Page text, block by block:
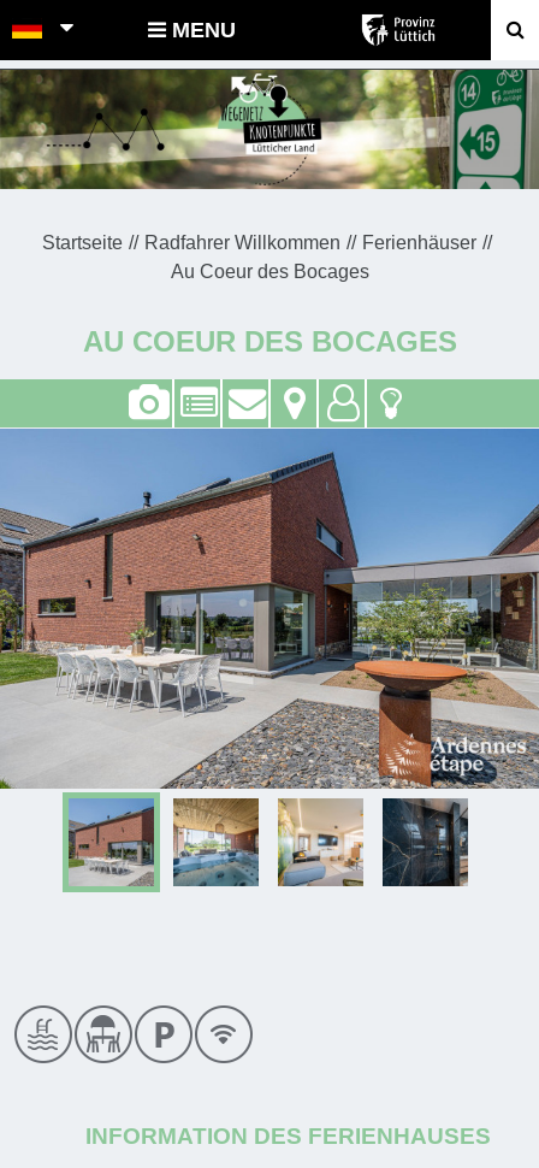
POINTS-NOEUDS MENU
Startseite Radfahrer Willkommen
Ferienhäuser
Au Coeur des Bocages
AU COEUR DES BOCAGES
INFORMATION DES FERIENHAUSES